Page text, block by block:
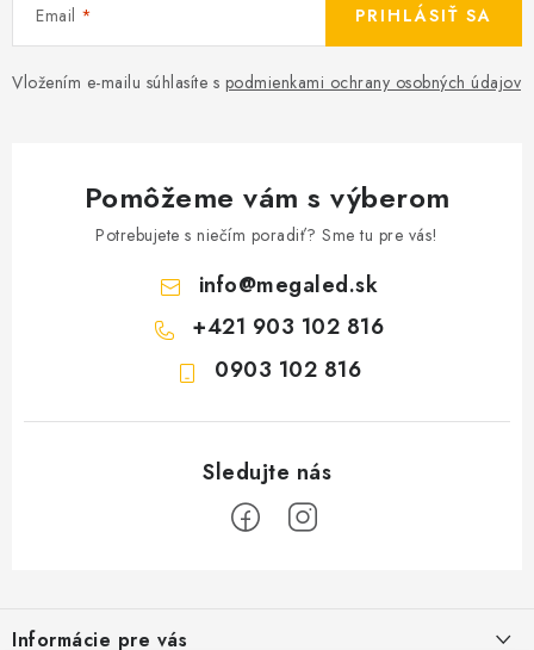
Email
Vložením e-mailu súhlasíte s podmienkami ochrany osobných údajov
PRIHLÁSIŤ SA
Pomôžeme vám s výberom
Potrebujete s niečím poradiť? Sme tu pre vás!
info@megaled.sk
+421 903 102 816
0903 102 816
Informácie pre vás